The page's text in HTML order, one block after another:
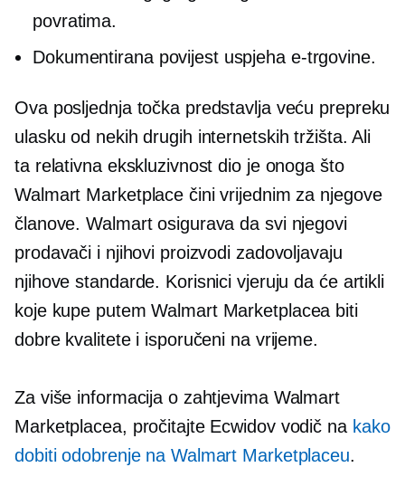
povratima.
Dokumentirana povijest uspjeha e-trgovine.
Ova posljednja točka predstavlja veću prepreku
ulasku od nekih drugih internetskih tržišta. Ali
ta relativna ekskluzivnost dio je onoga što
Walmart Marketplace čini vrijednim za njegove
članove. Walmart osigurava da svi njegovi
prodavači i njihovi proizvodi zadovoljavaju
njihove standarde. Korisnici vjeruju da će artikli
koje kupe putem Walmart Marketplacea biti
dobre kvalitete i isporučeni na vrijeme.
Za više informacija o zahtjevima Walmart
Marketplacea, pročitajte Ecwidov vodič na kako
dobiti odobrenje na Walmart Marketplaceu.